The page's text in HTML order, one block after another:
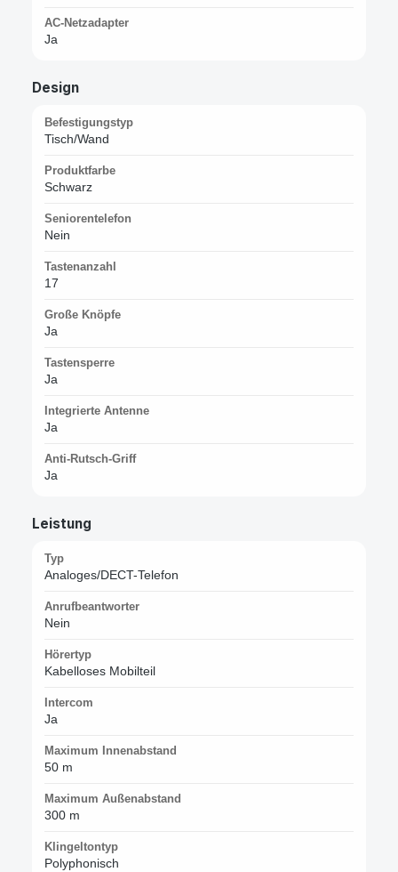
AC-Netzadapter
Ja
Design
Befestigungstyp
Tisch/Wand
Produktfarbe
Schwarz
Seniorentelefon
Nein
Tastenanzahl
17
Große Knöpfe
Ja
Tastensperre
Ja
Integrierte Antenne
Ja
Anti-Rutsch-Griff
Ja
Leistung
Typ
Analoges/DECT-Telefon
Anrufbeantworter
Nein
Hörertyp
Kabelloses Mobilteil
Intercom
Ja
Maximum Innenabstand
50 m
Maximum Außenabstand
300 m
Klingeltontyp
Polyphonisch